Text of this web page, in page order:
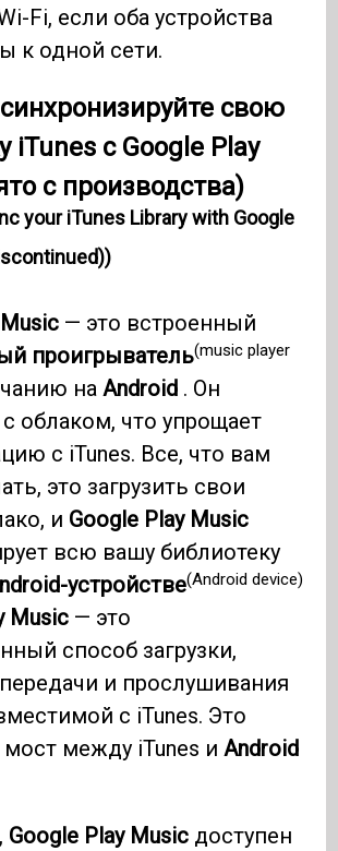
Fi, если оба устройства
к одной сети.
свою
iTunes с Google Play
с производства)
your iTunes Library with Google
— это встроенный
проигрыватель(music player
наAndroid . Он
облаком, что упрощает
с iTunes. Все, что вам
это загрузить свои
и Google Play Music
всю вашу библиотеку
устройстве(Android device)
Music — это
способ загрузки,
и прослушивания
с iTunes. Это
между iTunes иAndroid
Google Play Music доступен